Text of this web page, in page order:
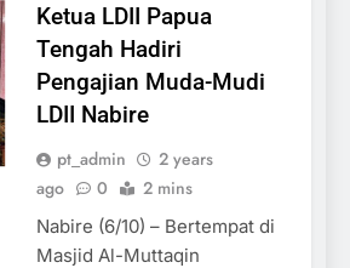
Ketua LDII Papua
Tengah Hadiri
Pengajian Muda-Mudi
LDII Nabire
pt_admin
2 years
ago
0 2 mins
Nabire (6/10) – Bertempat di
Masjid Al-Muttaqin